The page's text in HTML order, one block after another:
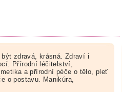
zdravá, krásná. Zdraví i
Přírodní léčitelství,
a přírodní péče o tělo, pleť
o postavu. Manikúra,